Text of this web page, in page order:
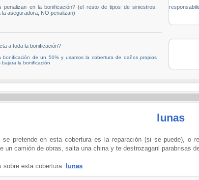
penalizan en la bonificación? (el resto de tipos de siniestros,
aseguradora, NO penalizan)
a toda la bonificación?
bonificación de un 50% y usamos la cobertura de daños propios
la bonificación
lunas
se pretende en esta cobertura es la reparación (si se puede),
un camión de obras, salta una china y te destrozaganl parabrisas
sobre esta cobertura: lunas